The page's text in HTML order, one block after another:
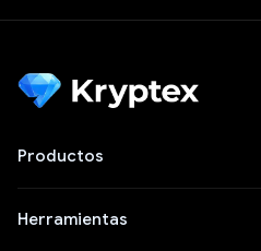
Productos
Herramientas